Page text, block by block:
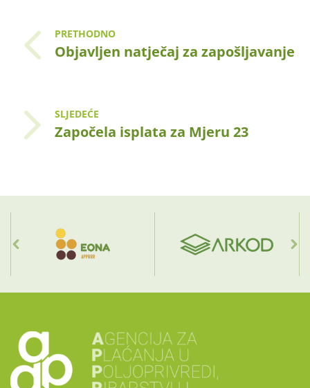
PRETHODNO
Objavljen natječaj za zapošljavanje
SLJEDEĆE
Započela isplata za Mjeru 23